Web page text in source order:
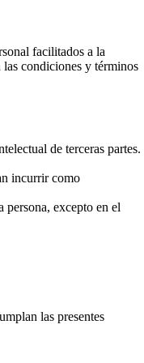
facilitados a la
condiciones y términos
de terceras partes.
incurrir como
excepto en el
las presentes